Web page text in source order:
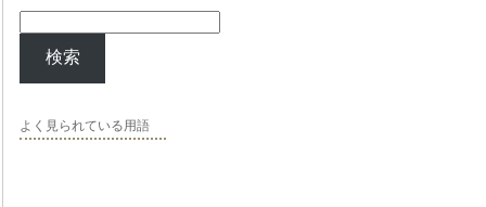
検索
よく見られている用語